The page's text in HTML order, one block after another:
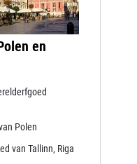
en
Polen
van Tallinn, Riga